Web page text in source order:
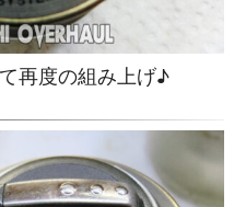
再度の組み上げ♪